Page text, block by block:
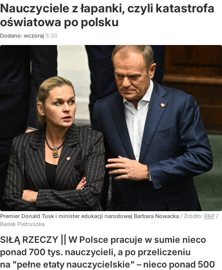
Nauczyciele z łapanki, czyli katastrofa
oświatowa po polsku
Dodano: wczoraj 5:30
Premier Donald Tusk i minister edukacji narodowej Barbara Nowacka / Źródło: PAP /
Radek Pietruszka
SIŁĄ RZECZY || W Polsce pracuje w sumie nieco
ponad 700 tys. nauczycieli, a po przeliczeniu
na "pełne etaty nauczycielskie" – nieco ponad 500